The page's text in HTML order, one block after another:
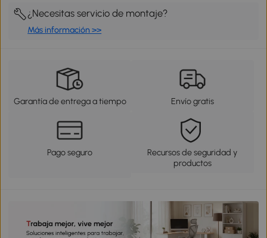
¿Necesitas servicio de montaje?
Más información >>
Garantía de entrega a tiempo Envío gratis
Pago seguro
Recursos de seguridad y
productos